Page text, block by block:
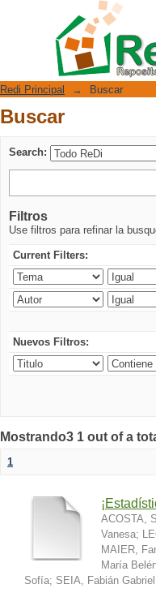
Repositorio Digital
Redi Principal → Buscar
Buscar
Search:
Filtros
Use filtros para refinar la
Current Filters:
Nuevos Filtros:
Mostrando3 1 out of a
1
ACOSTA,
Vanesa;
MAIER,
María
Sofía; SEIA, Fabián Gabriel